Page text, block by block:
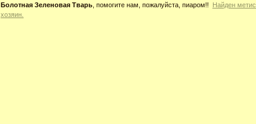
Болотная Зеленовая Тварь , помогите нам, пожалуйста, пиаром!! Найден
хозяин.